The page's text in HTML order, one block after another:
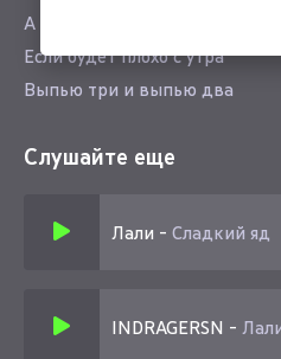
А мне пох я в двора
Если будет плохо с утра
Выпью три и выпью два
Слушайте еще
Лали - Сладкий яд
INDRAGERSN -